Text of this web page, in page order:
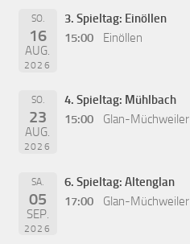
SO.
16
AUG.
2026
3. Spieltag: Einöllen
15:00
Einöllen
SO.
23
AUG.
2026
4. Spieltag: Mühlbach
15:00
Glan-Müchweiler
SA.
05
SEP.
2026
6. Spieltag: Altenglan
17:00
Glan-Müchweiler